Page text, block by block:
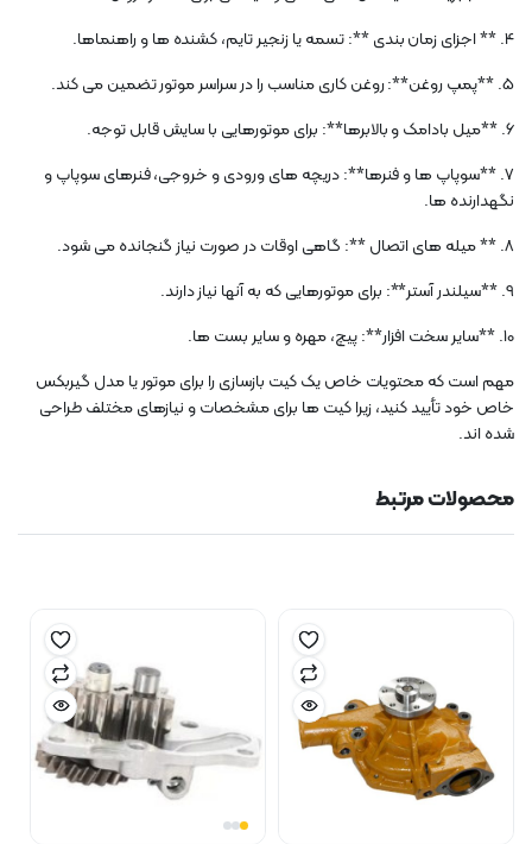
4. ** اجزای زمان بندی **: تسمه یا زنجیر تایم، کشنده ها و راهنماها.
5. **پمپ روغن**: روغن کاری مناسب را در سراسر موتور تضمین می کند.
6. **میل بادامک و بالابرها**: برای موتورهایی با سایش قابل توجه.
7. **سوپاپ ها و فنرها**: دریچه های ورودی و خروجی، فنرهای سوپاپ و
نگهدارنده ها.
8. ** میله های اتصال **: گاهی اوقات در صورت نیاز گنجانده می شود.
9. **سیلندر آستر**: برای موتورهایی که به آنها نیاز دارند.
10. **سایر سخت افزار**: پیچ، مهره و سایر بست ها.
مهم است که محتویات خاص یک کیت بازسازی را برای موتور یا مدل گیربکس
خاص خود تأیید کنید، زیرا کیت ها برای مشخصات و نیازهای مختلف طراحی
شده اند.
محصولات مرتبط